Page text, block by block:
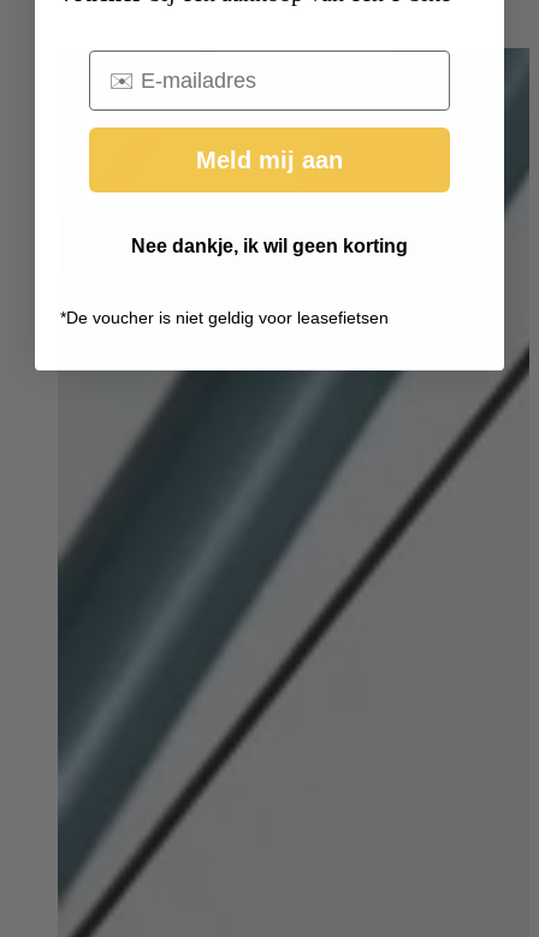
Email
Meld mij aan
Nee dankje, ik wil geen korting
*De voucher is niet geldig voor leasefietsen